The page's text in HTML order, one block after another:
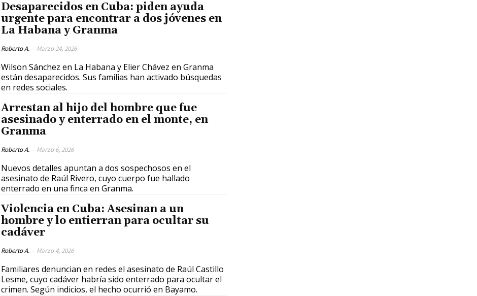
Desaparecidos en Cuba: piden ayuda
urgente para encontrar a dos jóvenes en
La Habana y Granma
Roberto A. - Marzo 24, 2026
Wilson Sánchez en La Habana y Elier Chávez en Granma
están desaparecidos. Sus familias han activado búsquedas
en redes sociales.
Arrestan al hijo del hombre que fue
asesinado y enterrado en el monte, en
Granma
Roberto A. - Marzo 6, 2026
Nuevos detalles apuntan a dos sospechosos en el
asesinato de Raúl Rivero, cuyo cuerpo fue hallado
enterrado en una finca en Granma.
Violencia en Cuba: Asesinan a un
hombre y lo entierran para ocultar su
cadáver
Roberto A. - Marzo 4, 2026
Familiares denuncian en redes el asesinato de Raúl Castillo
Lesme, cuyo cadáver habría sido enterrado para ocultar el
crimen. Según indicios, el hecho ocurrió en Bayamo.